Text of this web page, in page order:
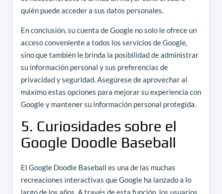
quién puede acceder a sus datos personales.
En conclusión, su cuenta de Google no solo le ofrece un
acceso conveniente a todos los servicios de Google,
sino que también le brinda la posibilidad de administrar
su información personal y sus preferencias de
privacidad y seguridad. Asegúrese de aprovechar al
máximo estas opciones para mejorar su experiencia con
Google y mantener su información personal protegida.
5. Curiosidades sobre el
Google Doodle Baseball
El Google Doodle Baseball es una de las muchas
recreaciones interactivas que Google ha lanzado a lo
largo de los años. A través de esta función, los usuarios